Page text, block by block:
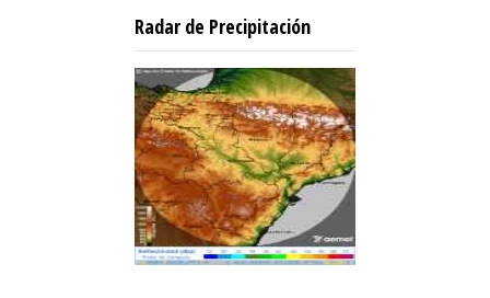
Radar de Precipitación